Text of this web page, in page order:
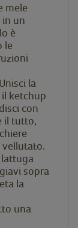
mele
un
è
le
la
ketchup
con
il tutto,
vellutato.
sopra
la
una